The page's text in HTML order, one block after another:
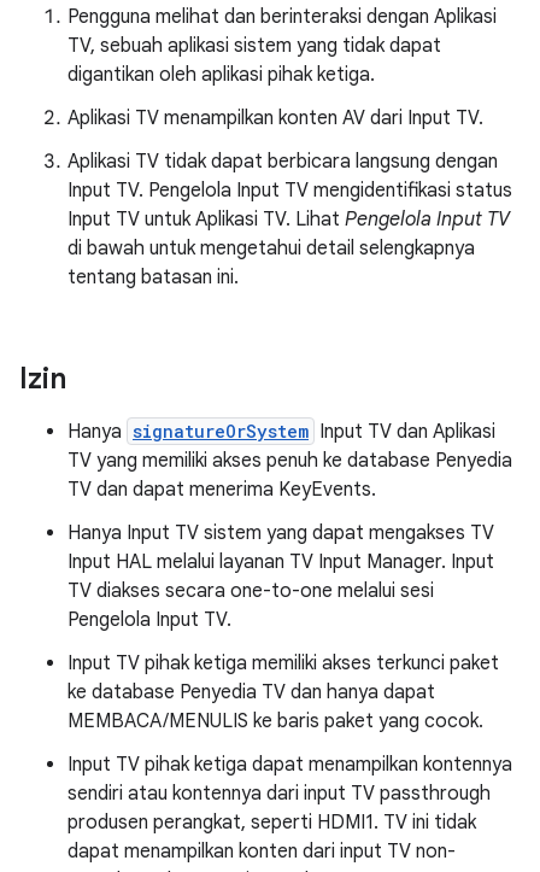
Pengguna melihat dan berinteraksi dengan Aplikasi
TV, sebuah aplikasi sistem yang tidak dapat
digantikan oleh aplikasi pihak ketiga.
Aplikasi TV menampilkan konten AV dari Input TV.
Aplikasi TV tidak dapat berbicara langsung dengan
Input TV. Pengelola Input TV mengidentifikasi status
Input TV untuk Aplikasi TV. Lihat Pengelola Input TV
di bawah untuk mengetahui detail selengkapnya
tentang batasan ini.
Izin
Hanya signatureOrSystem Input TV dan Aplikasi
TV yang memiliki akses penuh ke database Penyedia
TV dan dapat menerima KeyEvents.
Hanya Input TV sistem yang dapat mengakses TV
Input HAL melalui layanan TV Input Manager. Input
TV diakses secara one-to-one melalui sesi
Pengelola Input TV.
Input TV pihak ketiga memiliki akses terkunci paket
ke database Penyedia TV dan hanya dapat
MEMBACA/MENULIS ke baris paket yang cocok.
Input TV pihak ketiga dapat menampilkan kontennya
sendiri atau kontennya dari input TV passthrough
produsen perangkat, seperti HDMI1. TV ini tidak
dapat menampilkan konten dari input TV non-